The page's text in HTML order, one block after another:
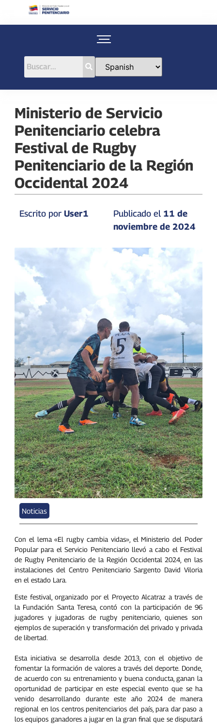
Ministerio de Servicio
Penitenciario celebra
Festival de Rugby
Penitenciario de la Región
Occidental 2024
Escrito por User1 Publicado el 11 de
noviembre de 2024
Noticias
Con el lema «El rugby cambia vidas», el Ministerio del Poder
Popular para el Servicio Penitenciario llevó a cabo el Festival
de Rugby Penitenciario de la Región Occidental 2024, en las
instalaciones del Centro Penitenciario Sargento David Viloria
en el estado Lara.
Este festival, organizado por el Proyecto Alcatraz a través de
la Fundación Santa Teresa, contó con la participación de 96
jugadores y jugadoras de rugby penitenciario, quienes son
ejemplos de superación y transformación del privado y privada
de libertad.
Esta iniciativa se desarrolla desde 2013, con el objetivo de
fomentar la formación de valores a través del deporte. Donde,
de acuerdo con su entrenamiento y buena conducta, ganan la
oportunidad de participar en este especial evento que se ha
venido desarrollando durante este año 2024 de manera
regional en los centros penitenciarios del país, para dar paso a
los equipos ganadores a jugar en la gran final que se disputará